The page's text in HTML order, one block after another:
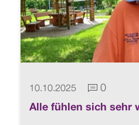
10.10.2025 0
Alle fühlen sich sehr